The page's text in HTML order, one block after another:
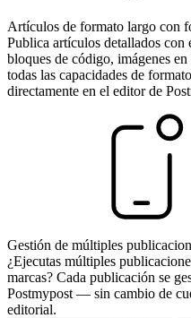
Artículos de formato largo con
Publica artículos detallados con
bloques de código, imágenes
todas las capacidades de
directamente en el editor de
Gestión de múltiples
¿Ejecutas múltiples
marcas? Cada publicación se
Postmypost — sin cambio de
editorial.